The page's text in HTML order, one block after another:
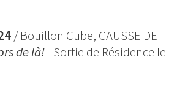
/ Bouillon Cube, CAUSSE DE
de là!-Sortie de Résidence le